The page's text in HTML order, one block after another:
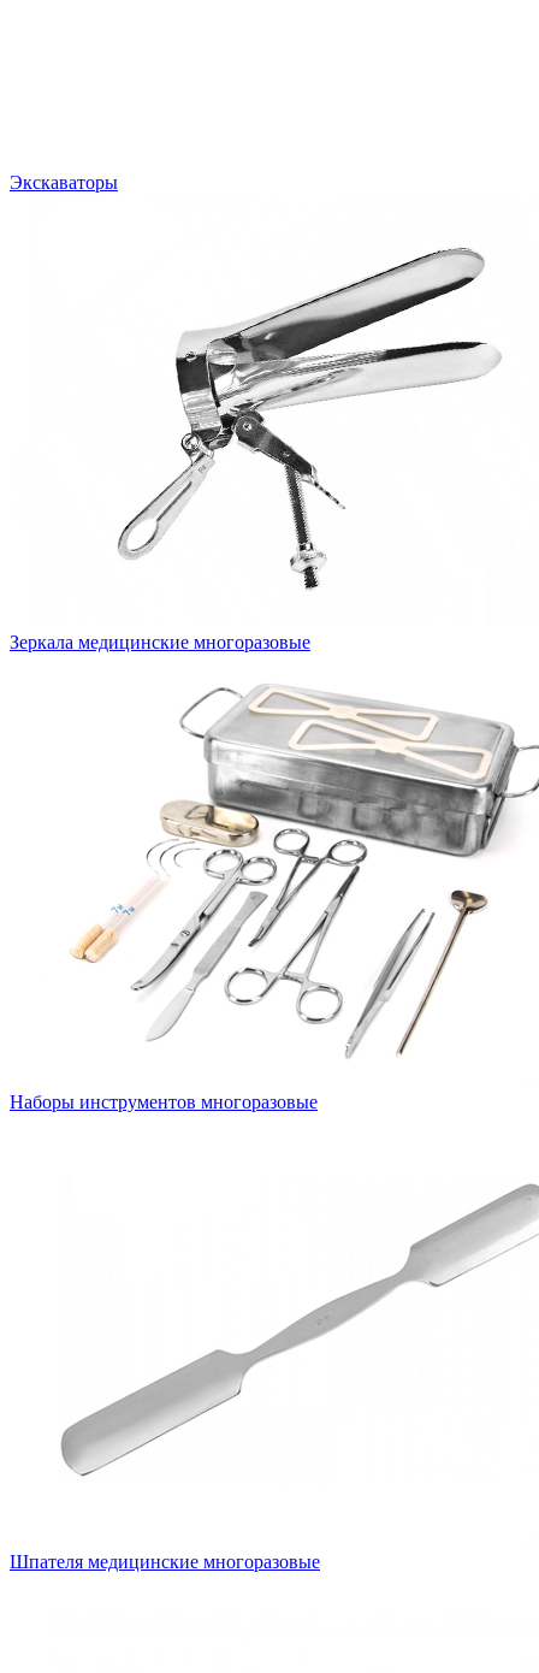
Экскаваторы
Зеркала медицинские многоразовые
Наборы инструментов многоразовые
Шпателя медицинские многоразовые